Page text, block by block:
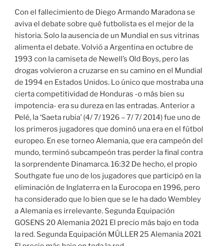
Con el fallecimiento de Diego Armando Maradona se
aviva el debate sobre qué futbolista es el mejor de la
historia. Solo la ausencia de un Mundial en sus vitrinas
alimenta el debate. Volvió a Argentina en octubre de
1993 con la camiseta de Newell’s Old Boys, pero las
drogas volvieron a cruzarse en su camino en el Mundial
de 1994 en Estados Unidos. Lo único que mostraba una
cierta competitividad de Honduras -o más bien su
impotencia- era su dureza en las entradas. Anterior a
Pelé, la ‘Saeta rubia’ (4/ 7/ 1926 – 7/ 7/ 2014) fue uno de
los primeros jugadores que dominó una era en el fútbol
europeo. En ese torneo Alemania, que era campeón del
mundo, terminó subcampeón tras perder la final contra
la sorprendente Dinamarca. 16:32 De hecho, el propio
Southgate fue uno de los jugadores que participó en la
eliminación de Inglaterra en la Eurocopa en 1996, pero
ha considerado que lo bien que se le ha dado Wembley
a Alemania es irrelevante. Segunda Equipación
GOSENS 20 Alemania 2021 El precio más bajo en toda
la red. Segunda Equipación MÜLLER 25 Alemania 2021